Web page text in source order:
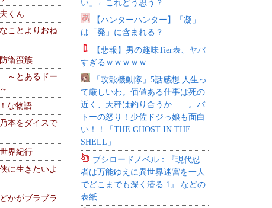
くん
ことよりおね
衛蛮族
～とあるドー
な物語
本をダイスで
界紀行
に生きたいよ
かがブラブラ
い」←これどう思う？
【ハンターハンター】「凝」
は「発」に含まれる？
【悲報】男の趣味Tier表、ヤバ
すぎるｗｗｗｗｗ
「攻殻機動隊」5話感想 人生っ
て厳しいわ。価値ある仕事は死の
近く、天秤は釣り合うか……。バ
トーの怒り！少佐ドジっ娘も面白
い！！「THE GHOST IN THE
SHELL」
ブシロードノベル：『現代忍
者は万能ゆえに異世界迷宮を一人
でどこまでも深く潜る 1』 などの
表紙